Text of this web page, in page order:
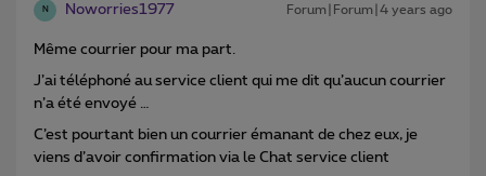
N Noworries1977 Forum|Forum|4 years ago
Même courrier pour ma part.
J’ai téléphoné au service client qui me dit qu’aucun courrier
n’a été envoyé …
C’est pourtant bien un courrier émanant de chez eux, je
viens d’avoir confirmation via le Chat service client